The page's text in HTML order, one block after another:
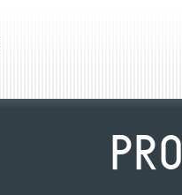
PRO